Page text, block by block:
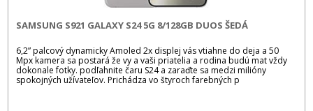
SAMSUNG S921 GALAXY S24 5G 8/128GB DUOS ŠEDÁ
6,2” palcový dynamicky Amoled 2x displej vás vtiahne do deja a 50
Mpx kamera sa postará že vy a vaši priatelia a rodina budú mat vždy
dokonale fotky. podľahnite čaru S24 a zaraďte sa medzi milióny
spokojných užívateľov. Prichádza vo štyroch farebných p